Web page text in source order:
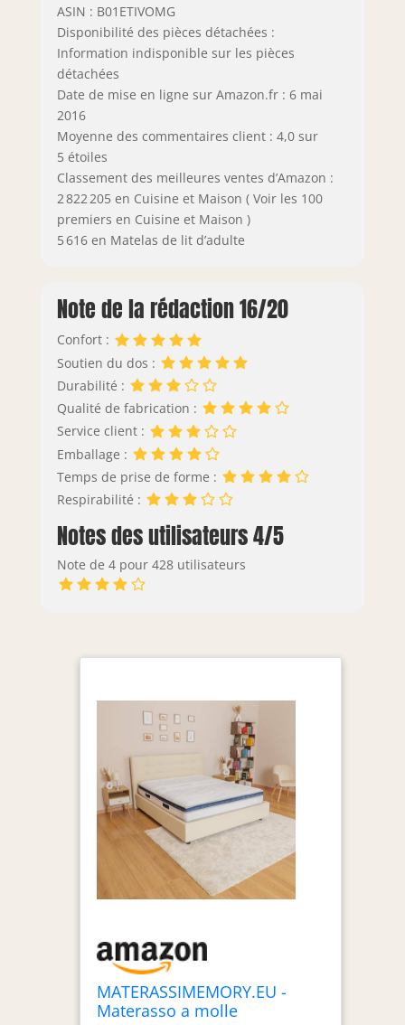
ASIN : B01ETIVOMG
Disponibilité des pièces détachées :
Information indisponible sur les pièces
détachées
Date de mise en ligne sur Amazon.fr : 6 mai
2016
Moyenne des commentaires client : 4,0 sur
5 étoiles
Classement des meilleures ventes d’Amazon :
2 822 205 en Cuisine et Maison ( Voir les 100
premiers en Cuisine et Maison )
5 616 en Matelas de lit d’adulte
Note de la rédaction 16/20
Confort :
Soutien du dos :
Durabilité :
Qualité de fabrication :
Service client :
Emballage :
Temps de prise de forme :
Respirabilité :
Notes des utilisateurs 4/5
Note de 4 pour 428 utilisateurs
MATERASSIMEMORY.EU -
Materasso a molle